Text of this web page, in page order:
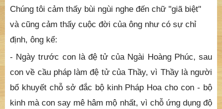
nhận thấy không một điểm nào chứng tỏ ông tàm quí
trên vấn đề mà ngược lại ông hoan hỉ và trong sáng
vô cùng, ông nhìn Hòa thượng rồi nói:
- Bạch Thầy, bao lâu nay anh em gạn hỏi, nhưng con
vẫn từ chối, nay được gặp mặt Thầy, chính là sự chờ
đợi của con và cũng là ngày con lại giã biệt Thầy.
Chúng tôi cảm thấy bùi ngùi nghe đến chữ "giã biệt"